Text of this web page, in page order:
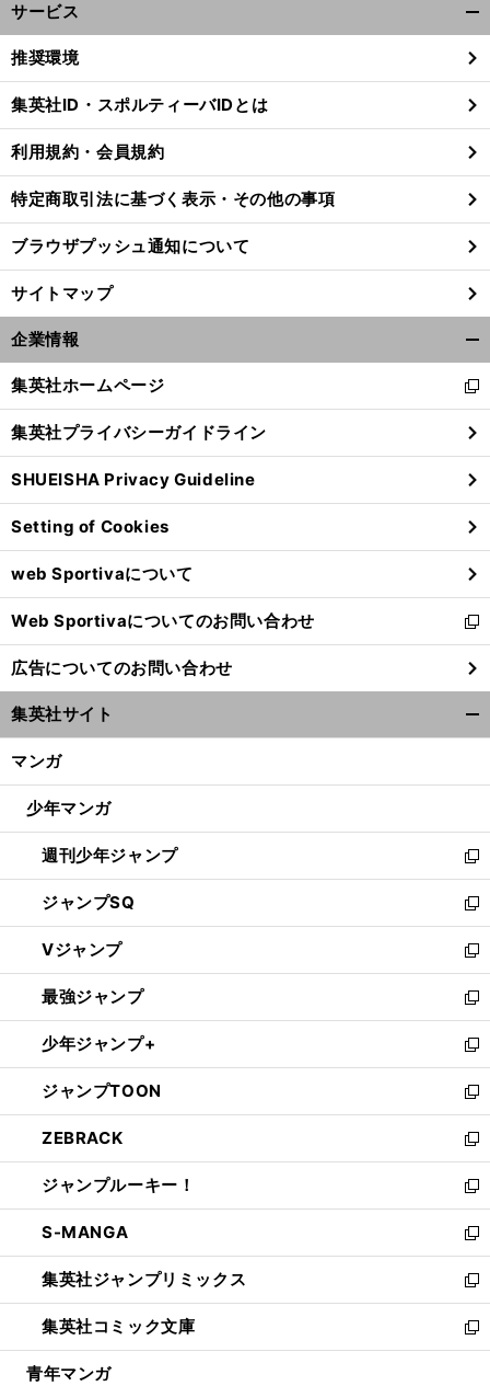
サービス
閉
る
推奨環境
集英社ID・スポルティーバIDとは
利用規約・会員規約
特定商取引法に基づく表示・その他の事項
ブラウザプッシュ通知について
サイトマップ
企業情報
閉
る
集英社ホームページ
新
し
い
ウ
ィ
ン
ド
ウ
で
開
く
集英社プライバシーガイドライン
SHUEISHA Privacy Guideline
Setting of Cookies
web Sportivaについて
Web Sportivaについてのお問い合わせ
新
し
い
ウ
ィ
ン
ウ
開
く
広告についてのお問い合わせ
集英社サイト
マンガ
少年マンガ
週刊少年ジャンプ
新
し
い
ウ
ィ
ン
ド
ウ
で
開
く
ジャンプSQ
新
し
い
ウ
ィ
ン
ド
ウ
で
開
く
Vジャンプ
新
し
い
ウ
ィ
ン
ド
ウ
で
開
く
最強ジャンプ
新
し
い
ウ
ィ
ン
ド
ウ
で
開
く
少年ジャンプ+
新
し
い
ウ
ィ
ン
ド
ウ
で
開
く
ジャンプTOON
新
し
い
ウ
ィ
ン
ド
ウ
で
開
く
ZEBRACK
新
し
い
ウ
ィ
ン
ド
ウ
で
開
ジャンプルーキー！
新
し
い
ウ
ィ
ン
ド
ウ
S-MANGA
新
し
い
ウ
ィ
ン
集英社ジャンプリミックス
新
し
い
ウ
集英社コミック文庫
新
し
青年マンガ